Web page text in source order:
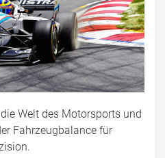
Welt des Motorsports und
Fahrzeugbalance für